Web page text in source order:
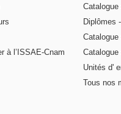
à l’ISSAE-Cnam
Diplômes
Catalogue
Unités d'
Tous nos